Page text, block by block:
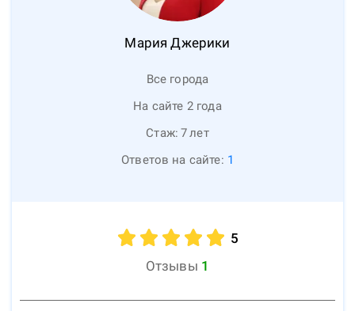
Мария Джерики
Все города
На сайте 2 года
Стаж: 7лет
Ответов на сайте: 1
5
Отзывы 1